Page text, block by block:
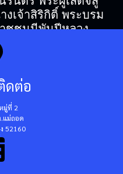
งเจ้าสิริกิติ์ พระบรม
ชชนนีพันปีหลวง
ดต่อ
มู่ที่ 2
แม่ถอด
52160